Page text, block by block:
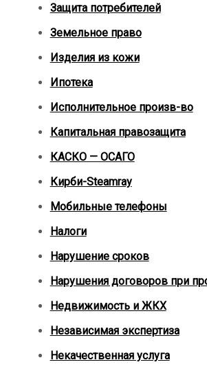
Защита потребителей
Земельное право
Изделия из кожи
Ипотека
Исполнительное произв-во
Капитальная правозащита
КАСКО — ОСАГО
Кирби-Steamray
Мобильные телефоны
Налоги
Нарушение сроков
Нарушения договоров при
Недвижимость и ЖКХ
Независимая экспертиза
Некачественная услуга